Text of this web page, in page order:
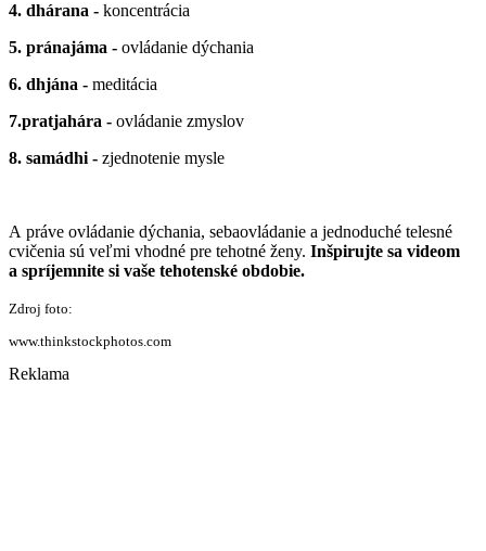
4. dhárana - koncentrácia
5. pránajáma - ovládanie dýchania
6. dhjána - meditácia
7.pratjahára - ovládanie zmyslov
8. samádhi - zjednotenie mysle
A práve ovládanie dýchania, sebaovládanie a jednoduché telesné
cvičenia sú veľmi vhodné pre tehotné ženy. Inšpirujte sa videom
a spríjemnite si vaše tehotenské obdobie.
Zdroj foto:
www.thinkstockphotos.com
Reklama